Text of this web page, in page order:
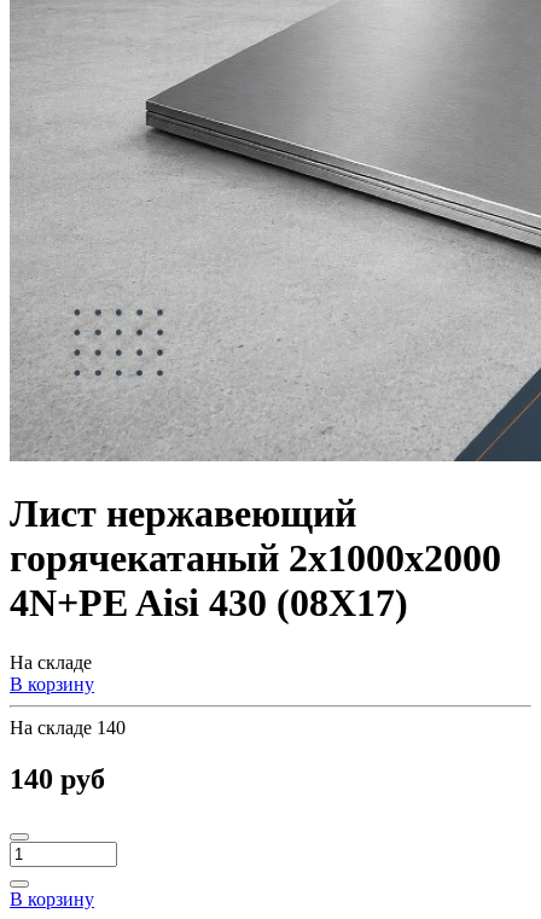
Лист нержавеющий
горячекатаный 2х1000х2000
4N+PE Aisi 430 (08Х17)
На складе
В корзину
На складе 140
140 руб
В корзину